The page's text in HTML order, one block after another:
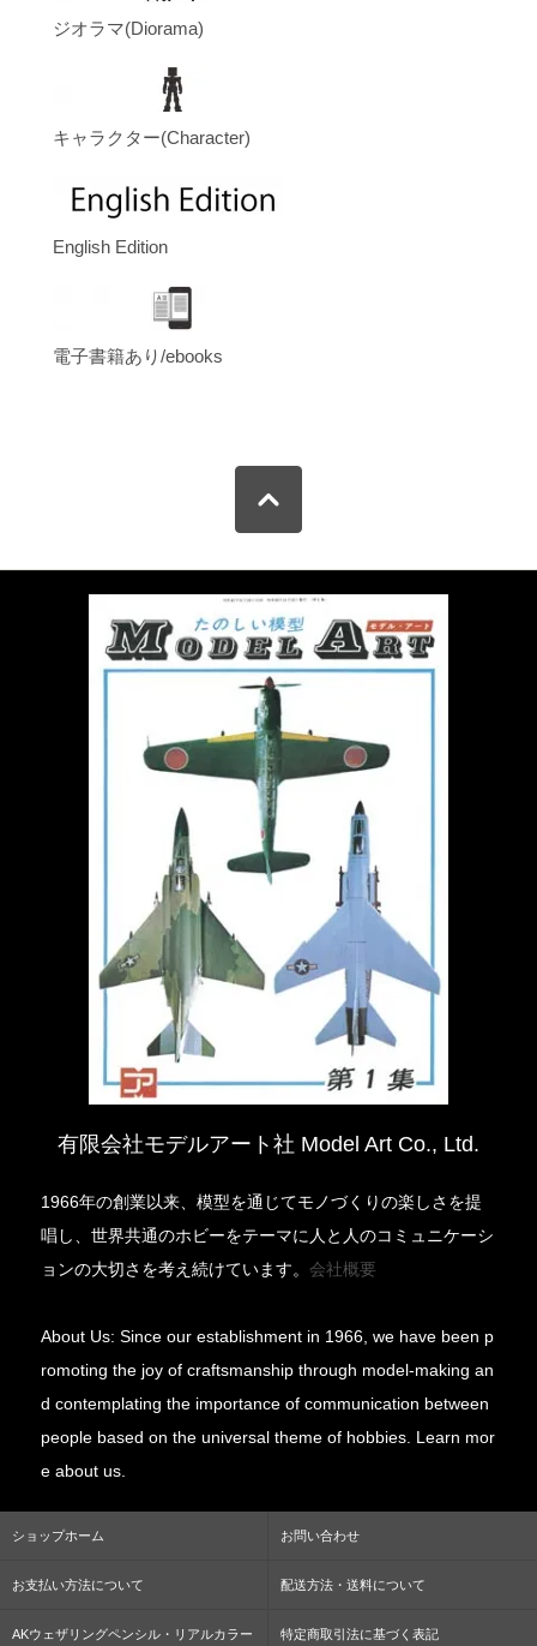
ジオラマ(Diorama)
キャラクター(Character)
English Edition
電子書籍あり/ebooks
有限会社モデルアート社 Model Art Co., Ltd.
1966年の創業以来、模型を通じてモノづくりの楽しさを提
唱し、世界共通のホビーをテーマに人と人のコミュニケーシ
ョンの大切さを考え続けています。会社概要
About Us: Since our establishment in 1966, we have been p
romoting the joy of craftsmanship through model-making an
d contemplating the importance of communication between
people based on the universal theme of hobbies. Learn mor
e about us.
ショップホーム お問い合わせ
お支払い方法について 配送方法・送料について
AKウェザリングペンシル・リアルカラー
特定商取引法に基づく表記